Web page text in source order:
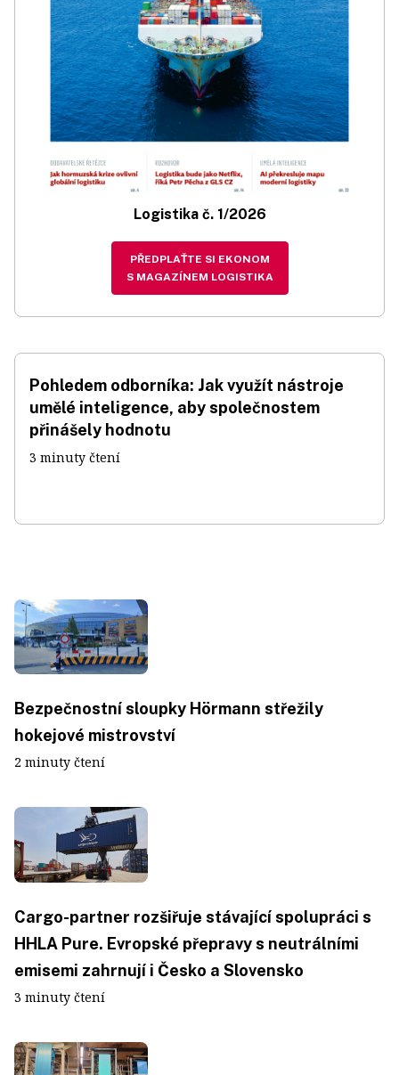
Logistika č. 1/2026
PŘEDPLAŤTE SI EKONOM
S MAGAZÍNEM LOGISTIKA
Pohledem odborníka: Jak využít nástroje
umělé inteligence, aby společnostem
přinášely hodnotu
3 minuty čtení
Bezpečnostní sloupky Hörmann střežily
hokejové mistrovství
2 minuty čtení
Cargo-partner rozšiřuje stávající spolupráci s
HHLA Pure. Evropské přepravy s neutrálními
emisemi zahrnují i Česko a Slovensko
3 minuty čtení